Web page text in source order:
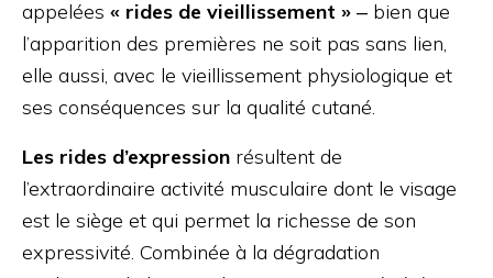
appelées « rides de vieillissement » ‒ bien que
l’apparition des premières ne soit pas sans lien,
elle aussi, avec le vieillissement physiologique et
ses conséquences sur la qualité cutané.
Les rides d’expression résultent de
l’extraordinaire activité musculaire dont le visage
est le siège et qui permet la richesse de son
expressivité. Combinée à la dégradation